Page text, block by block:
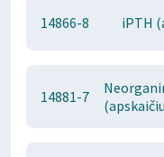
14866-8 iPTH
14881-7